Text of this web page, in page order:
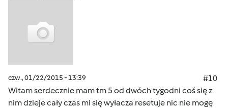
czw., 01/22/2015 - 13:39
#10
Witam serdecznie mam tm 5 od dwóch tygodni coś się z
nim dzieje cały czas mi się wyłacza resetuje nic nie mogę